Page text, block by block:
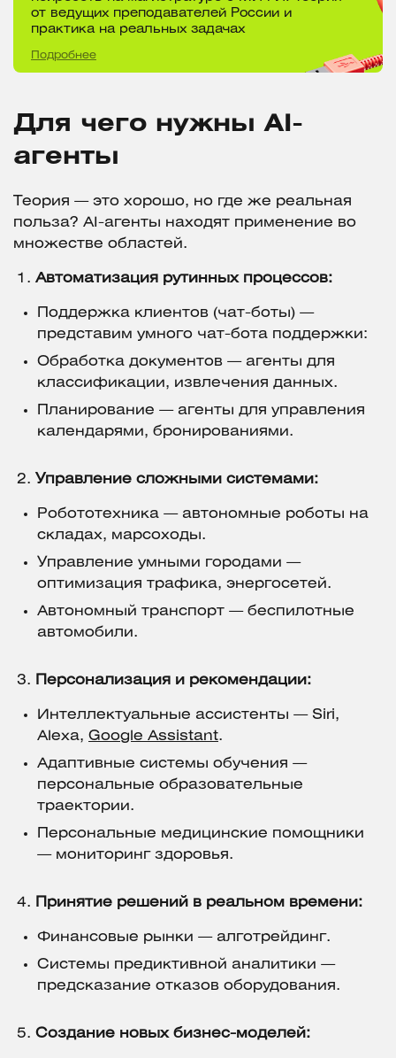
от ведущих преподавателей России и
практика на реальных задачах
Подробнее
Для чего нужны AI-
агенты
Теория — это хорошо, но где же реальная
польза? AI-агенты находят применение во
множестве областей.
Автоматизация рутинных процессов:
Поддержка клиентов (чат-боты) —
представим умного чат-бота поддержки:
Обработка документов — агенты для
классификации, извлечения данных.
Планирование — агенты для управления
календарями, бронированиями.
Управление сложными системами:
Робототехника — автономные роботы на
складах, марсоходы.
Управление умными городами —
оптимизация трафика, энергосетей.
Автономный транспорт — беспилотные
автомобили.
Персонализация и рекомендации:
Интеллектуальные ассистенты — Siri,
Alexa, Google Assistant.
Адаптивные системы обучения —
персональные образовательные
траектории.
Персональные медицинские помощники
— мониторинг здоровья.
Принятие решений в реальном времени:
Финансовые рынки — алготрейдинг.
Системы предиктивной аналитики —
предсказание отказов оборудования.
Создание новых бизнес-моделей: